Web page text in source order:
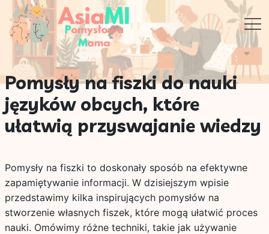
Pomysły na fiszki do nauki
języków obcych, które
ułatwią przyswajanie wiedzy
Pomysły na fiszki to doskonały sposób na efektywne
zapamiętywanie informacji. W dzisiejszym wpisie
przedstawimy kilka inspirujących pomysłów na
stworzenie własnych fiszek, które mogą ułatwić proces
nauki. Omówimy różne techniki, takie jak używanie